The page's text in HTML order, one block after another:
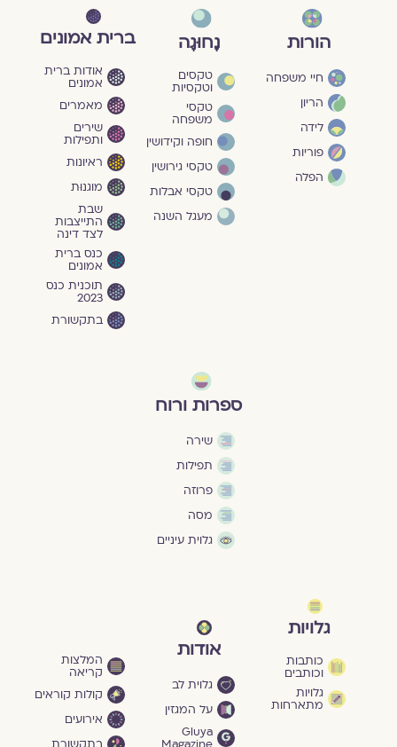
הורות
חיי משפחה
הריון
לידה
פוריות
הפלה
נָחוּגָה
טקסים
וטקסיות
טקסי
משפחה
חופה וקידושין
טקסי גירושין
טקסי אבלות
מעגל השנה
ברית אמונים
אודות ברית
אמונים
מאמרים
שירים
ותפילות
ראיונות
מוגנוּת
שבת
התייצבות
לצד דינה
כנס ברית
אמונים
תוכנית כנס
2023
בתקשורת
ספרות ורוח
שירה
תפילות
פרוזה
מסה
גלוית עיניים
גלויות
כותבות
וכותבים
גלויות
מתארחות
אודות
גלוית לב
על המגזין
Gluya
המלצות
קריאה
קולות קוראים
אירועים